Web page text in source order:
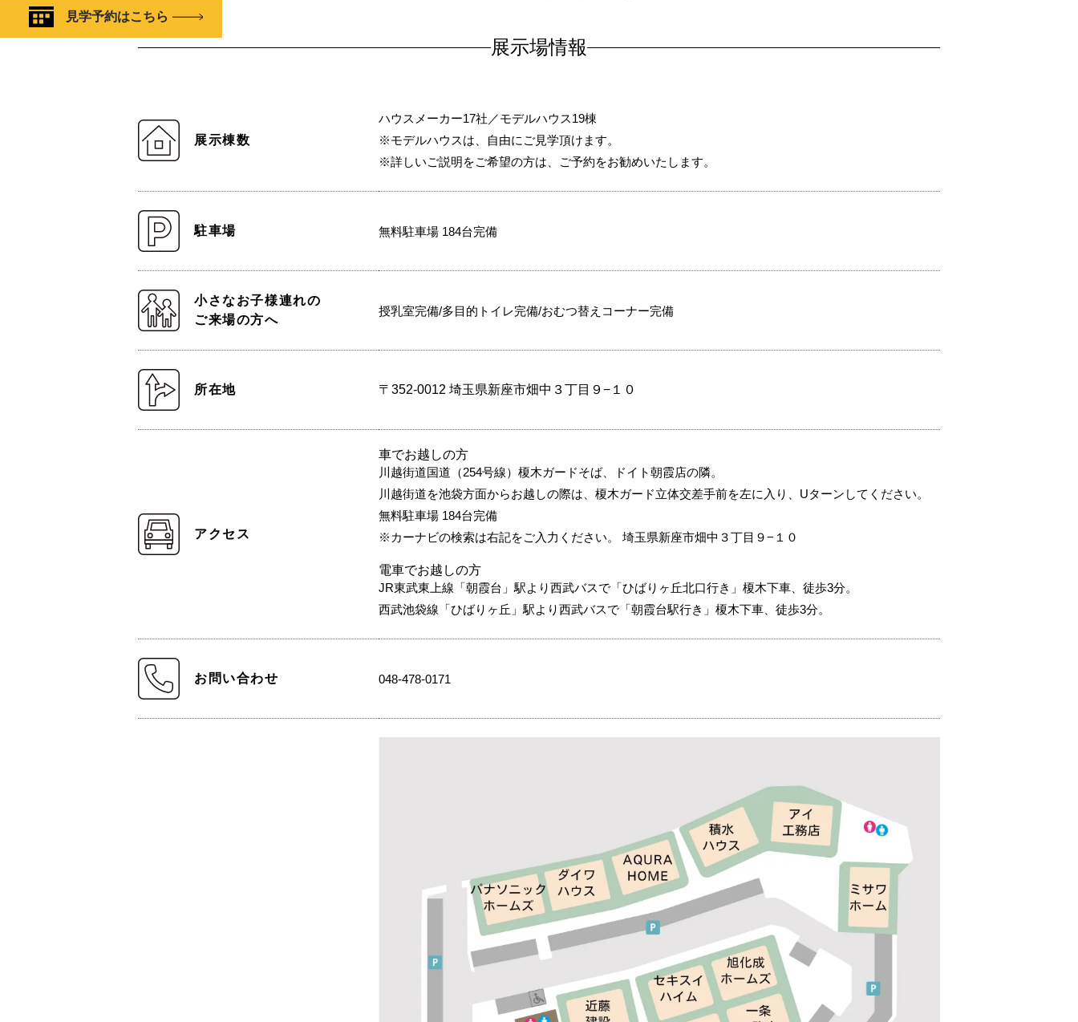
見学予約はこちら
展示場情報
展示棟数
ハウスメーカー17社／モデルハウス19棟
※モデルハウスは、自由にご見学頂けます。
※詳しいご説明をご希望の方は、ご予約をお勧めいたします。
駐車場 無料駐車場 184台完備
小さなお子様連れの
ご来場の方へ
授乳室完備/多目的トイレ完備/おむつ替えコーナー完備
所在地 〒352-0012 埼玉県新座市畑中３丁目９−１０
アクセス
車でお越しの方
川越街道国道（254号線）榎木ガードそば、ドイト朝霞店の隣。
川越街道を池袋方面からお越しの際は、榎木ガード立体交差手前を左に入り、Uターンしてください。
無料駐車場 184台完備
※カーナビの検索は右記をご入力ください。 埼玉県新座市畑中３丁目９−１０
電車でお越しの方
JR東武東上線「朝霞台」駅より西武バスで「ひばりヶ丘北口行き」榎木下車、徒歩3分。
西武池袋線「ひばりヶ丘」駅より西武バスで「朝霞台駅行き」榎木下車、徒歩3分。
お問い合わせ 048-478-0171